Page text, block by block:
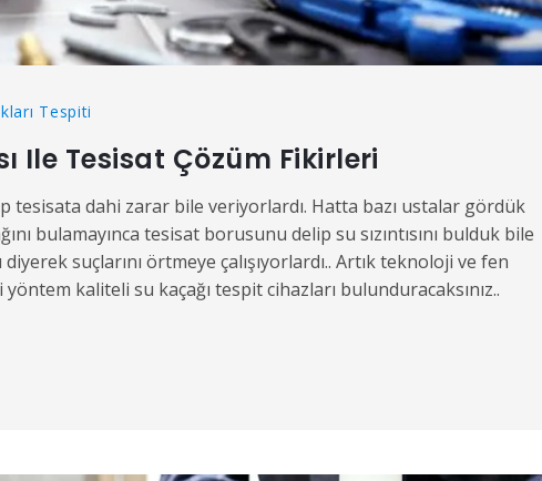
Tespiti
Ile Tesisat Çözüm Fikirleri
tesisata dahi zarar bile veriyorlardı. Hatta bazı ustalar gördük
bulamayınca tesisat borusunu delip su sızıntısını bulduk bile
suçlarını örtmeye çalışıyorlardı.. Artık teknoloji ve fen
kaliteli su kaçağı tespit cihazları bulunduracaksınız..